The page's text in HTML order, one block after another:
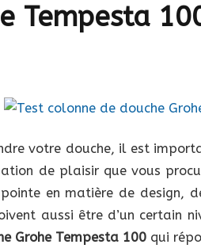
Tempesta
votre douche, il est
de plaisir que vous
en matière de design,
aussi être d’un certain
Grohe Tempesta 100 qui